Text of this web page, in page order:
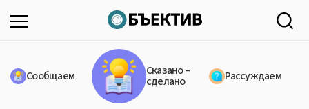
Сообщаем Сказано –
сделано Рассуждаем